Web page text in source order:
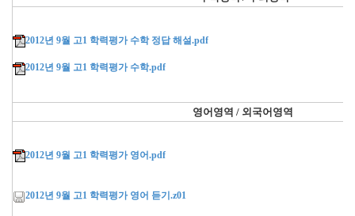
2012년 9월 고1 학력평가 수학 정답 해설.pdf
2012년 9월 고1 학력평가 수학.pdf
영어영역 / 외국어영역
2012년 9월 고1 학력평가 영어.pdf
2012년 9월 고1 학력평가 영어 듣기.z01